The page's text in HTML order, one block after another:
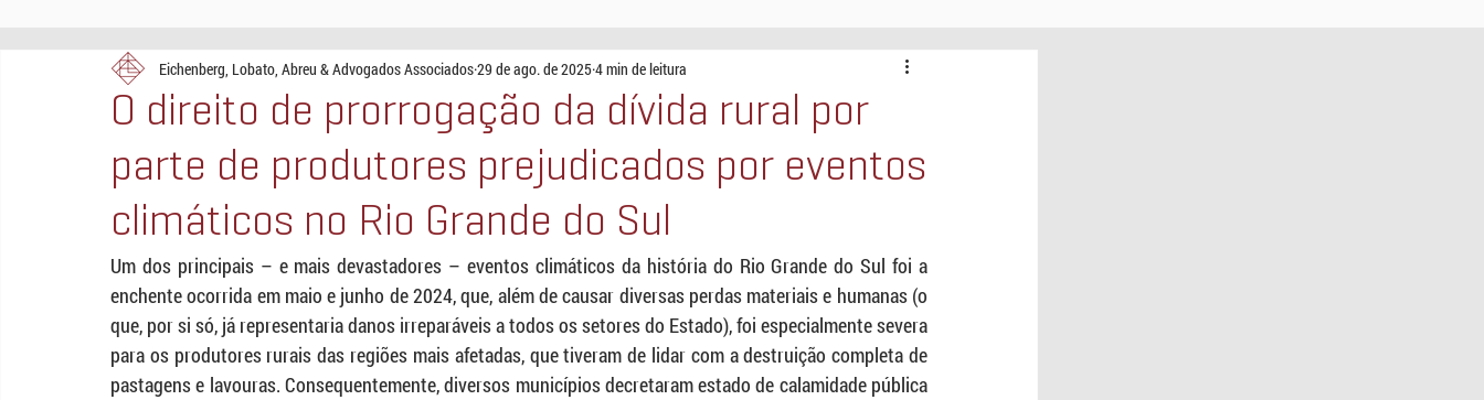
Tributário COVID-19 Reconhecimento Eventos
O direito de prorrogação da dívida rural por
parte de produtores prejudicados por eventos
climáticos no Rio Grande do Sul
Eichenberg, Lobato, Abreu & Advogados Associados29 de ago. de 20254 min de leitura
Um dos principais – e mais devastadores – eventos climáticos da história do Rio Grande do Sul foi a
enchente ocorrida em maio e junho de 2024, que, além de causar diversas perdas materiais e humanas (o
que, por si só, já representaria danos irreparáveis a todos os setores do Estado), foi especialmente severa
para os produtores rurais das regiões mais afetadas, que tiveram de lidar com a destruição completa de
pastagens e lavouras. Consequentemente, diversos municípios decretaram estado de calamidade pública